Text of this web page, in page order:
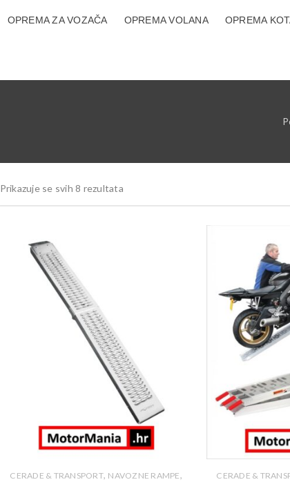
OPREMA ZA VOZAČA OPREMA VOLANA OPREMA
Prikazuje se svih 8 rezultata
CERADE & TRANSPORT, NAVOZNE RAMPE, CERADE &